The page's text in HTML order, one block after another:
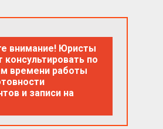
внимание! Юристы
консультировать по
времени работы
и записи на